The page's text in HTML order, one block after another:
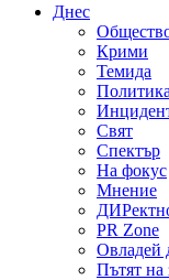
Днес
Крими
Темида
Политика
Свят
Спектър
На фокус
Мнение
PR Zone
Овладей
Пътят на